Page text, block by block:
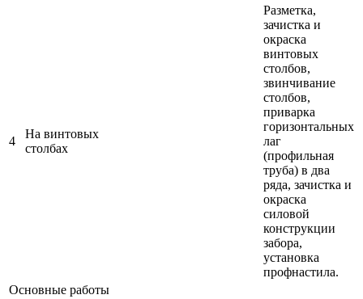
4
На винтовых
столбах
Разметка,
зачистка и
окраска
винтовых
столбов,
звинчивание
столбов,
приварка
горизонтальных
лаг
(профильная
труба) в два
ряда, зачистка и
окраска
силовой
конструкции
забора,
установка
профнастила.
Основные работы